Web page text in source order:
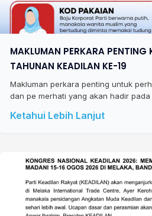
MAKLUMAN PERKARA PENTING
TAHUNAN KEADILAN KE-19
Makluman perkara penting untuk
dan pe merhati yang akan hadir pada
Ketahui Lebih Lanjut